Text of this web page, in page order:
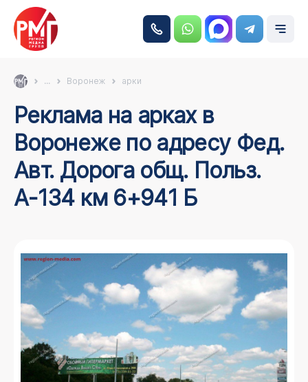
... Воронеж арки
Реклама на арках в
Воронеже по адресу Фед.
Авт. Дорога общ. Польз.
А-134 км 6+941 Б